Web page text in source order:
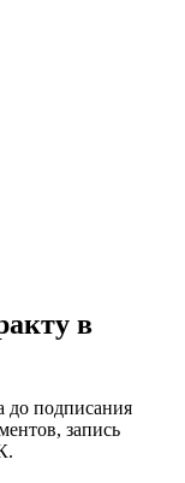
в
до подписания
запись